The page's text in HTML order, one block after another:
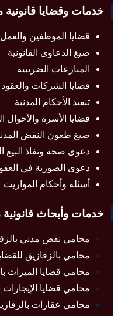
خدمات وقضايا
قضايا الموظفين والعمل
صيغ الدعاوى القانونية
المنازعات الضريبية
قضايا الشركات والعقود
تنفيذ الأحكام المدنية
قضايا الأسرة والأحوال
صيغ طعون النقض
دعوى صحة ونفاذ البيع
دعوى الصورية في
أسئلة وأحكام المواريث
خدمات وأبحاث
محامي نقض مدني
محامي بالزقازيق
محامي قضايا الميراث
محامي قضايا الإيجارات
محامي عقارات